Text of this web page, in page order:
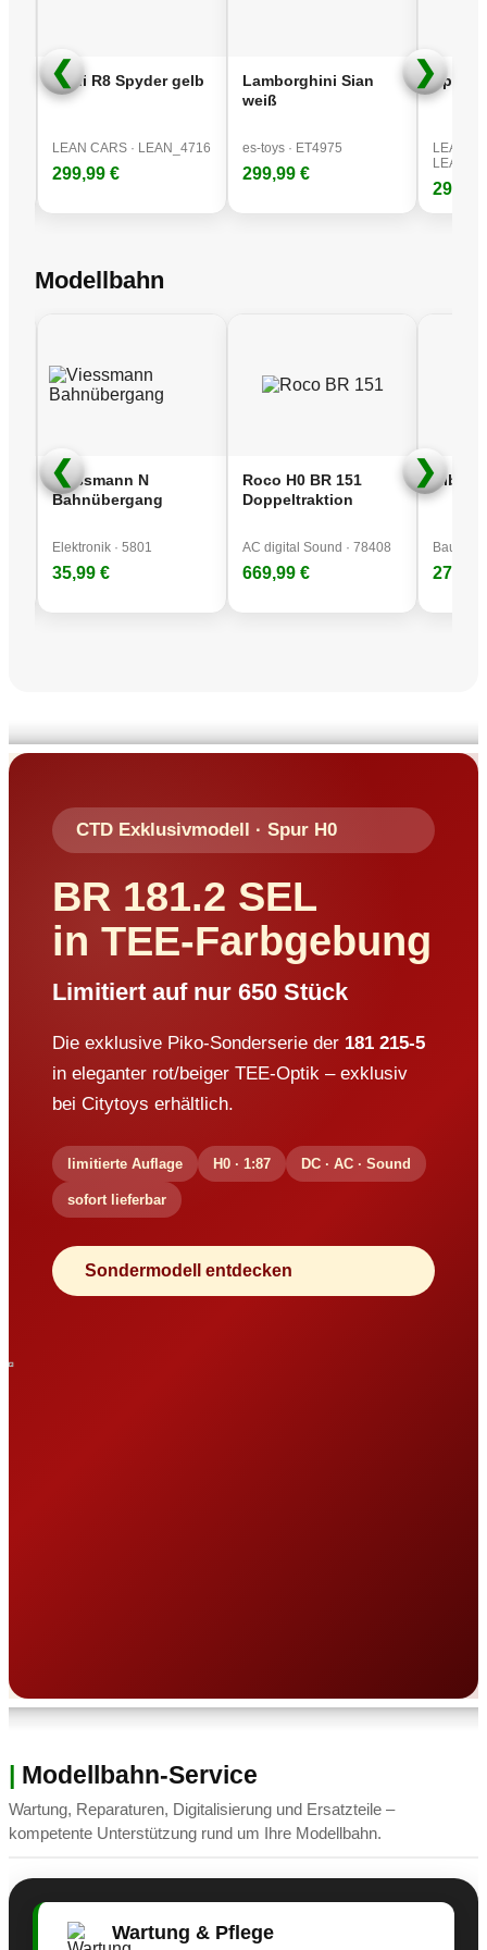
❮
Audi R8 Spyder gelb
LEAN CARS · LEAN_4716
299,99 €
Lamborghini Sian
weiß
es-toys · ET4975
299,99 €
LEAN
❯
Modellbahn
❮
Viessmann N
Bahnübergang
Elektronik · 5801
35,99 €
Roco H0 BR 151
Doppeltraktion
AC digital Sound · 78408
669,99 €
Kibri N
Bausatz
27,99
❯
CTD Exklusivmodell · Spur H0
BR 181.2 SEL
in TEE-Farbgebung
Limitiert auf nur 650 Stück
Die exklusive Piko-Sonderserie der 181 215-5
in eleganter rot/beiger TEE-Optik – exklusiv
bei Citytoys erhältlich.
limitierte Auflage H0 · 1:87 DC · AC · Sound
sofort lieferbar
Sondermodell entdecken
| Modellbahn-Service
Wartung, Reparaturen, Digitalisierung und Ersatzteile –
kompetente Unterstützung rund um Ihre Modellbahn.
Wartung & Pflege